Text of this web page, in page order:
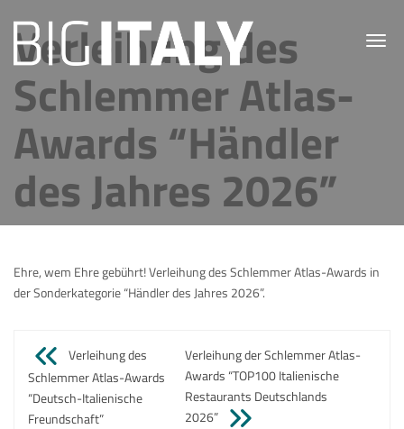
Verleihung des
Schlemmer Atlas-
Awards “Händler
des Jahres 2026”
Ehre, wem Ehre gebührt! Verleihung des Schlemmer Atlas-Awards in
der Sonderkategorie “Händler des Jahres 2026”.
Beitragsnavigation
Verleihung des
Schlemmer Atlas-Awards
“Deutsch-Italienische
Freundschaft”
Verleihung der Schlemmer Atlas-
Awards “TOP100 Italienische
Restaurants Deutschlands
2026”